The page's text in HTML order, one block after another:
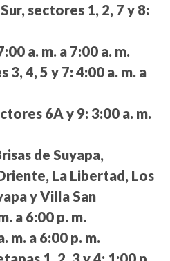
sectores 1, 2, 7 y 8:
a. m. a 7:00 a. m.
3, 4, 5 y 7: 4:00 a. m. a
6A y 9: 3:00 a. m.
de Suyapa,
La Libertad, Los
y Villa San
a 6:00 p. m.
m. a 6:00 p. m.